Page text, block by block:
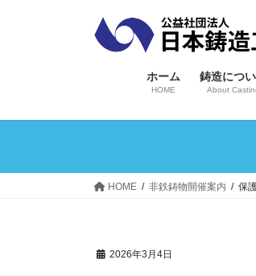
ス
ン
ホーム
HOME
鋳造につ
About
HOME 非鉄鋳物開催案内 保
2026年3月4日